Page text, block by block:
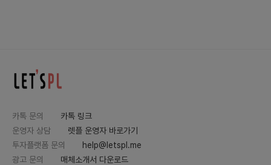
카톡 문의
카톡 링크
운영자 상담
렛플 운영자 바로가기
투자플랫폼 문의
help@letspl.me
광고 문의
매체소개서 다운로드